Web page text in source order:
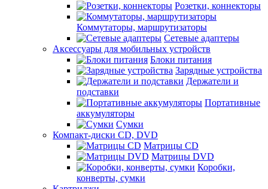
Розетки, коннекторы
Коммутаторы, маршрутизаторы
Сетевые адаптеры
Аксессуары для мобильных устройств
Блоки питания
Зарядные устройства
Держатели и
подставки
Портативные
аккумуляторы
Сумки
Компакт-диски CD, DVD
Матрицы CD
Матрицы DVD
Коробки,
конверты, сумки